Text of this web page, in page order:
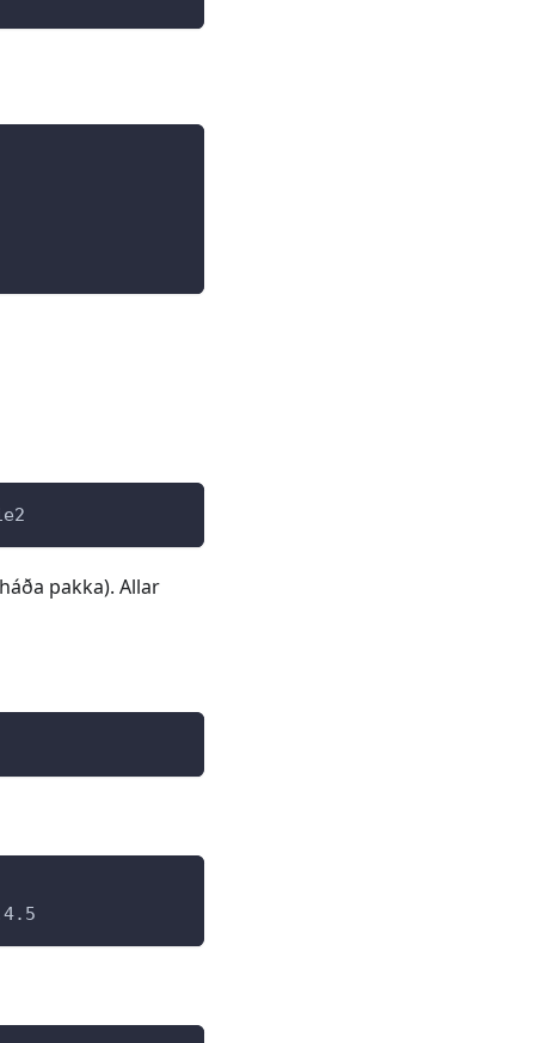
pakka). Allar